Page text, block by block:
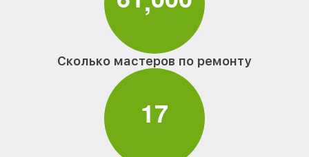
Сколько мастеров по ремонту
17